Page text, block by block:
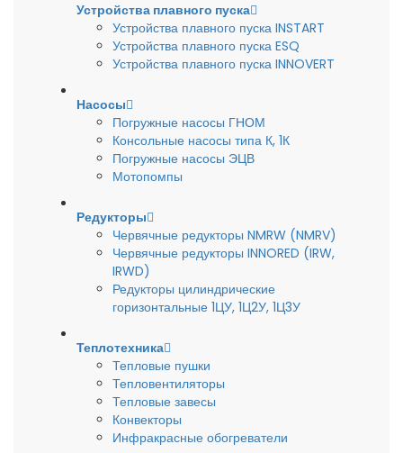
Устройства плавного пуска
Устройства плавного пуска INSTART
Устройства плавного пуска ESQ
Устройства плавного пуска INNOVERT
Насосы
Погружные насосы ГНОМ
Консольные насосы типа К, 1К
Погружные насосы ЭЦВ
Мотопомпы
Редукторы
Червячные редукторы NMRW (NMRV)
Червячные редукторы INNORED (IRW,
IRWD)
Редукторы цилиндрические
горизонтальные 1ЦУ, 1Ц2У, 1Ц3У
Теплотехника
Тепловые пушки
Тепловентиляторы
Тепловые завесы
Конвекторы
Инфракрасные обогреватели